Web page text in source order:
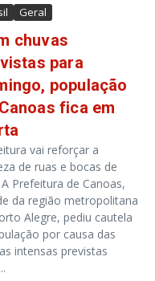
Geral
chuvas
para
população
fica em
vai reforçar a
de ruas e bocas de
Prefeitura de Canoas,
da região metropolitana
Alegre, pediu cautela
por causa das
intensas previstas